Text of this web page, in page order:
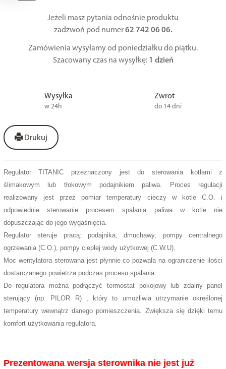
Jeżeli masz pytania odnośnie produktu
zadzwoń pod numer62 742 06 06.
Zamówienia wysyłamy od poniedziałku do piątku.
Szacowany czas na wysyłkę: 1 dzień
Wysyłka
w 24h
Zwrot
do 14 dni
Drukuj
Regulator TITANIC przeznaczony jest do sterowania kotłami z
ślimakowym lub tłokowym podajnikiem paliwa. Proces regulacji
realizowany jest przez pomiar temperatury cieczy w kotle C.O. i
odpowiednie sterowanie procesem spalania paliwa w kotle nie
dopuszczając do jego wygaśnięcia.
Regulator steruje pracą: podajnika, dmuchawy, pompy centralnego
ogrzewania (C.O.), pompy ciepłej wody użytkowej (C.W.U).
Moc wentylatora sterowana jest płynnie co pozwala na ograniczenie ilości
dostarczanego powietrza podczas procesu spalania.
Do regulatora można podłączyć termostat pokojowy lub zdalny panel
sterujący (np. PILOR R) , który to umożliwia utrzymanie określonej
temperatury wewnątrz danego pomieszczenia. Zwiększa się dzięki temu
komfort użytkowania regulatora.
Prezentowana wersja sterownika nie jest już